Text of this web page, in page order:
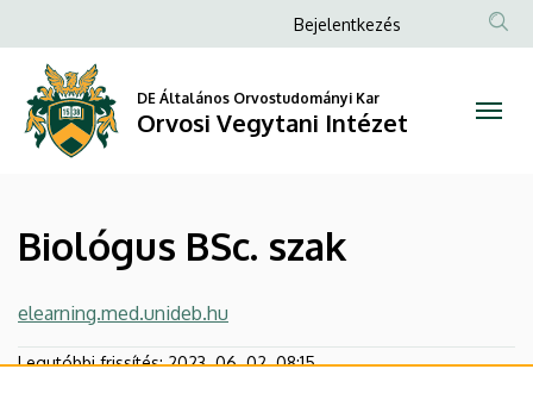
BSc.
szak
Orvosi
Vegytani
Intézet
a
tartalomra
Anonim
fiók
menüje
Bejelentkezés
DE Általános Orvostudományi Kar
Orvosi Vegytani Intézet
Biológus BSc. szak
elearning.med.unideb.hu
Legutóbbi frissítés: 2023. 06. 02. 08:15